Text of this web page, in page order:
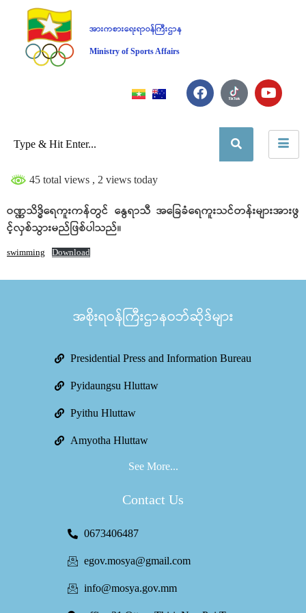
အားကစားရေးရာဝန်ကြီးဌာန
Ministry of Sports Affairs
45 total views , 2 views today
ဝဏ္ဏသိဒ္ဓိရေကူးကန်တွင် နွေရာသီ အခြေခံရေကူးသင်တန်းများအားဖွ
င့်လှစ်သွားမည်ဖြစ်ပါသည်။
swimming Download
အစိုးရဝန်ကြီးဌာနဝဘ်ဆိုဒ်များ
Presidential Press and Information Bureau
Pyidaungsu Hluttaw
Pyithu Hluttaw
Amyotha Hluttaw
See More...
Contact Us
0673406487
egov.mosya@gmail.com
info@mosya.gov.mm